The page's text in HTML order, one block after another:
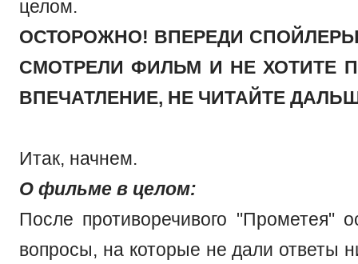
целом.
ОСТОРОЖНО! ВПЕРЕДИ
СМОТРЕЛИ ФИЛЬМ И НЕ ХОТИТЕ
ВПЕЧАТЛЕНИЕ, НЕ ЧИТАЙТЕ
Итак, начнем.
О фильме в целом:
После противоречивого "Прометея"
вопросы, на которые не дали ответы